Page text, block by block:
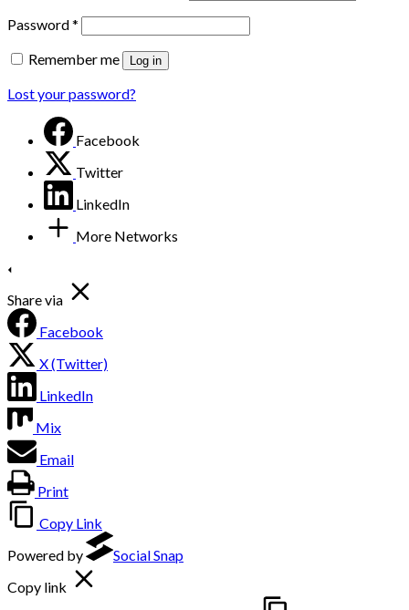
Password*
Remember me
Log in
Lost your password?
Facebook
Twitter
LinkedIn
More Networks
Share via
Facebook
X (Twitter)
LinkedIn
Mix
Email
Print
Copy Link
Powered by
Social Snap
Copy link